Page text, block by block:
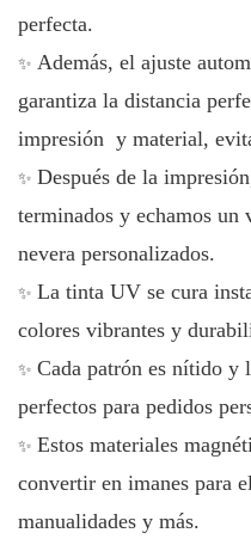
perfecta.
✨ Además, el ajuste
garantiza la distancia
impresión y material,
✨ Después de la
terminados y echamos un
nevera personalizados.
✨ La tinta UV se cura
colores vibrantes y
✨ Cada patrón es nítido y
perfectos para pedidos
✨ Estos materiales
convertir en imanes para
manualidades y más.